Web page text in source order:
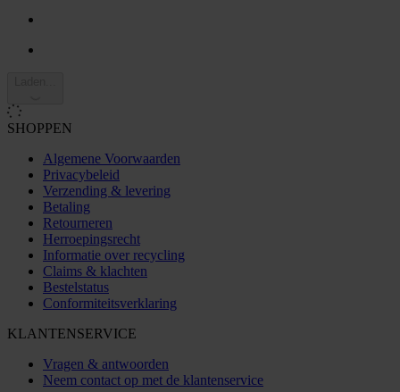
SHOPPEN
Algemene Voorwaarden
Privacybeleid
Verzending & levering
Betaling
Retourneren
Herroepingsrecht
Informatie over recycling
Claims & klachten
Bestelstatus
Conformiteitsverklaring
KLANTENSERVICE
Vragen & antwoorden
Neem contact op met de klantenservice